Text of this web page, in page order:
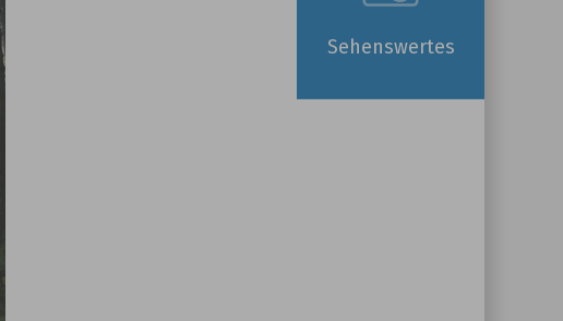
Sehenswertes